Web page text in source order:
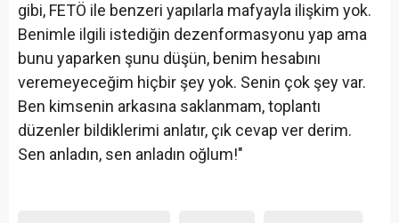
gibi, FETÖ ile benzeri yapılarla mafyayla ilişkim yok.
Benimle ilgili istediğin dezenformasyonu yap ama
bunu yaparken şunu düşün, benim hesabını
veremeyeceğim hiçbir şey yok. Senin çok şey var.
Ben kimsenin arkasına saklanmam, toplantı
düzenler bildiklerimi anlatır, çık cevap ver derim.
Sen anladın, sen anladın oğlum!"